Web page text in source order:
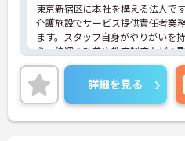
東京新宿区に本社を構える法人で
介護施設でサービス提供責任者業
ます。スタッフ自身がやりがいを
う、待遇の改善や教育制度などの
れています。IT事業本部が作成し
を導入しており、事務作業は少な
者様への対応を重視することもで
研修はもちろん、介護技術研修、
修、資格取得のための勉強会等ス
詳細を見る